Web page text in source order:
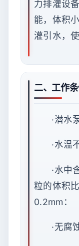
力排灌设
能，体积
灌引水，
二、工作
·潜水
·水温
·水中
粒的体积
0.2mm：
·无腐